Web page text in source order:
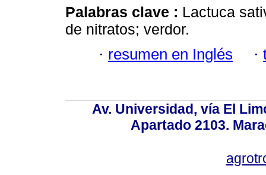
Palabras clave : Lactuca
de nitratos; verdor.
· resumen en Inglés ·
Av. Universidad, vía El
Apartado 2103.